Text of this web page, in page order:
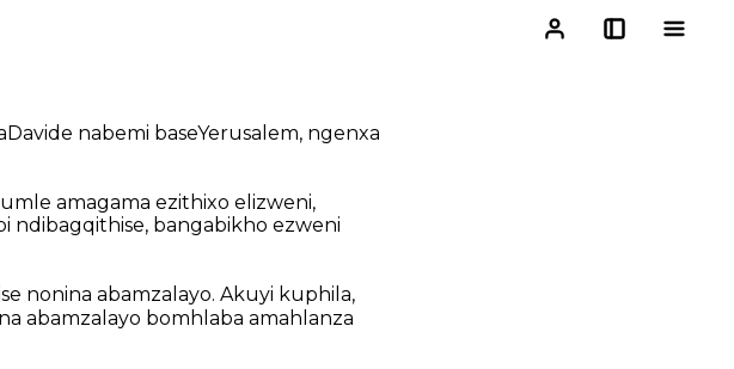
nabemi baseYerusalem, ngenxa
amagama ezithixo elizweni,
ndibagqithise, bangabikho ezweni
nonina abamzalayo. Akuyi kuphila,
abamzalayo bomhlaba amahlanza